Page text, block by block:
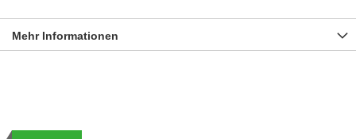
Mehr Informationen